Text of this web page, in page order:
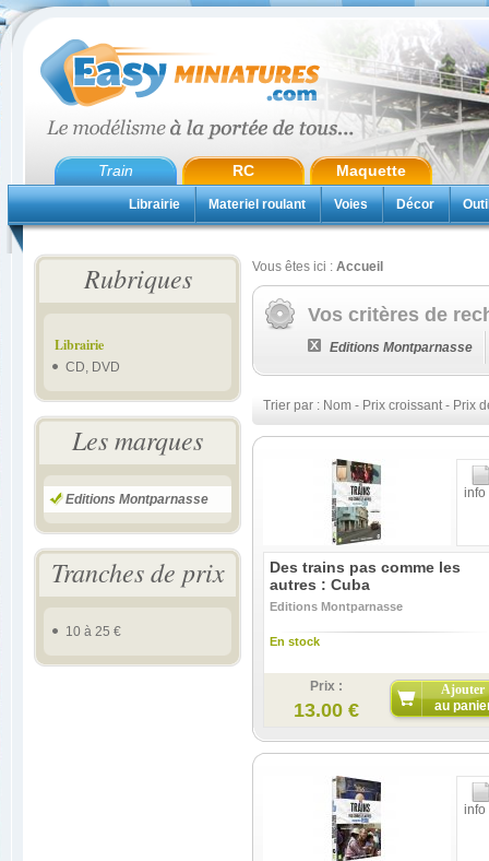
Train RC Maquette
Librairie Materiel roulant Voies Décor
Rubriques
Librairie
CD, DVD
Les marques
Editions Montparnasse
Tranches de prix
10 à 25 €
Vous êtes ici : Accueil
Vos critères de
Editions Montparnasse
Trier par : Nom - Prix croissant- Prix
info
Des trains pas comme les
autres : Cuba
Editions Montparnasse
En stock
Prix :
13.00 €
Ajouter
au
info